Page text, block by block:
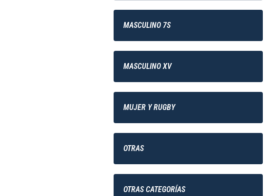
MASCULINO 7S
MASCULINO XV
MUJER Y RUGBY
OTRAS
OTRAS CATEGORÍAS